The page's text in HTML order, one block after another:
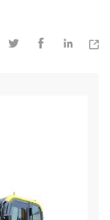
   